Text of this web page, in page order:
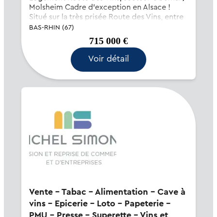
Molsheim Cadre d’exception en Alsace !
Situé sur la très prisée Route des Vins, entre
Obernai et Molsheim, ce restaurant vous
séduira par son charme, son élégance et...
BAS-RHIN (67)
715 000 €
Voir détail
Vente - Tabac - Alimentation - Cave à
vins - Epicerie - Loto - Papeterie -
PMU - Presse - Superette - Vins et